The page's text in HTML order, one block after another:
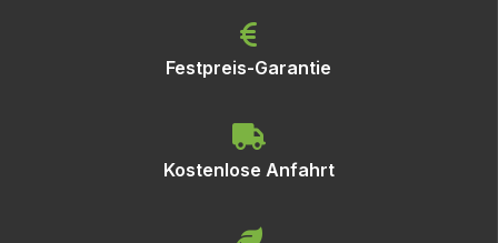
Festpreis-Garantie
Kostenlose Anfahrt